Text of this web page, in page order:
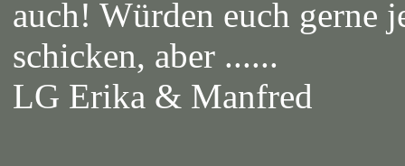
auch! Würden euch gerne
schicken, aber ......
LG Erika & Manfred